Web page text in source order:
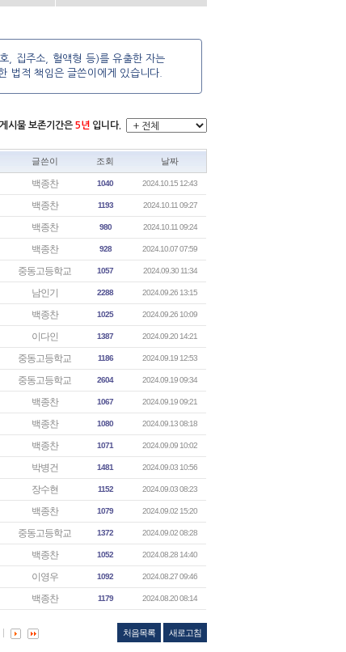
, 집주소, 혈액형 등)를 유출한 자는
법적 책임은 글쓴이에게 있습니다.
시물 보존기간은 5년 입니다.
글쓴이 조회 날짜
백종찬 1040 2024.10.15 12:43
백종찬 1193 2024.10.11 09:27
백종찬 980 2024.10.11 09:24
백종찬 928 2024.10.07 07:59
중동고등학교 1057 2024.09.30 11:34
남인기 2288 2024.09.26 13:15
백종찬 1025 2024.09.26 10:09
이다인 1387 2024.09.20 14:21
중동고등학교 1186 2024.09.19 12:53
중동고등학교 2604 2024.09.19 09:34
백종찬 1067 2024.09.19 09:21
백종찬 1080 2024.09.13 08:18
백종찬 1071 2024.09.09 10:02
박병건 1481 2024.09.03 10:56
장수현 1152 2024.09.03 08:23
백종찬 1079 2024.09.02 15:20
중동고등학교 1372 2024.09.02 08:28
백종찬 1052 2024.08.28 14:40
이영우 1092 2024.08.27 09:46
백종찬 1179 2024.08.20 08:14
처음목록 새로고침